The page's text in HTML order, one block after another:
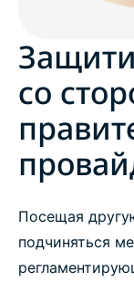
со
Посещая
подчиняться